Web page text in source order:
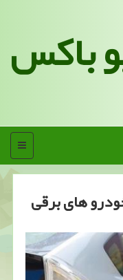
باکس
منو
های برقی